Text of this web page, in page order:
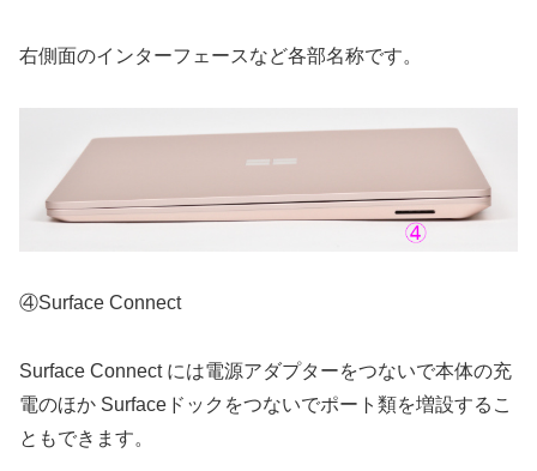
右側面のインターフェースなど各部名称です。
④Surface Connect
Surface Connect には電源アダプターをつないで本体の充
電のほか Surfaceドックをつないでポート類を増設するこ
ともできます。